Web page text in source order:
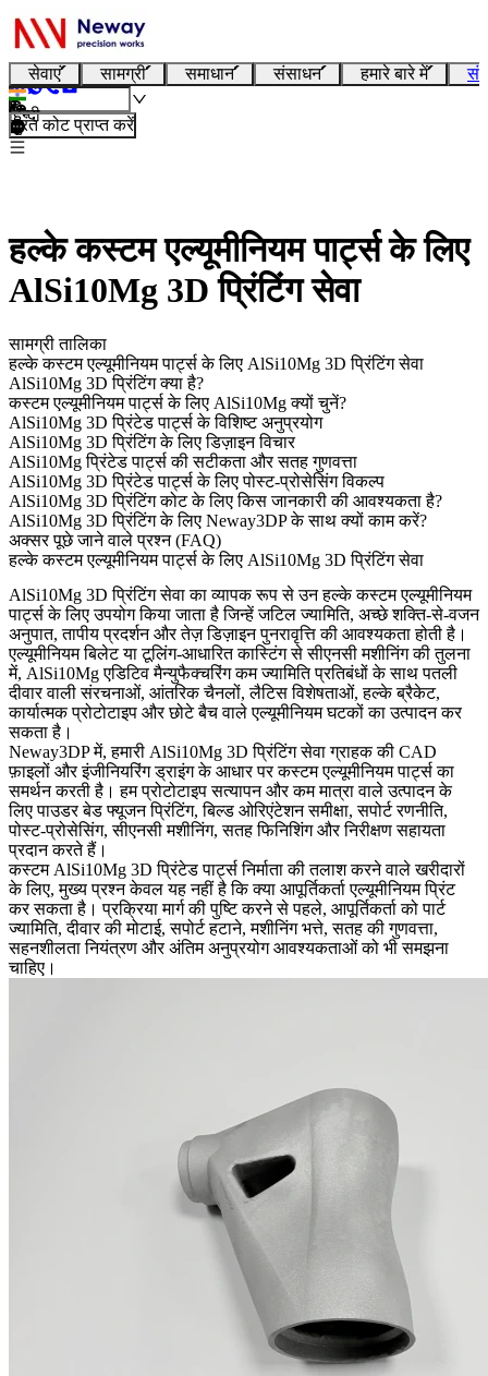
सेवाएं सामग्री समाधान संसाधन हमारे बारे में
हिन्दी
तुरंत कोट प्राप्त करें
हल्के कस्टम एल्यूमीनियम पार्ट्स के लिए
AlSi10Mg 3D प्रिंटिंग सेवा
सामग्री तालिका
हल्के कस्टम एल्यूमीनियम पार्ट्स के लिए AlSi10Mg 3D प्रिंटिंग सेवा
AlSi10Mg 3D प्रिंटिंग क्या है?
कस्टम एल्यूमीनियम पार्ट्स के लिए AlSi10Mg क्यों चुनें?
AlSi10Mg 3D प्रिंटेड पार्ट्स के विशिष्ट अनुप्रयोग
AlSi10Mg 3D प्रिंटिंग के लिए डिज़ाइन विचार
AlSi10Mg प्रिंटेड पार्ट्स की सटीकता और सतह गुणवत्ता
AlSi10Mg 3D प्रिंटेड पार्ट्स के लिए पोस्ट-प्रोसेसिंग विकल्प
AlSi10Mg 3D प्रिंटिंग कोट के लिए किस जानकारी की आवश्यकता है?
AlSi10Mg 3D प्रिंटिंग के लिए Neway3DP के साथ क्यों काम करें?
अक्सर पूछे जाने वाले प्रश्न (FAQ)
हल्के कस्टम एल्यूमीनियम पार्ट्स के लिए AlSi10Mg 3D प्रिंटिंग सेवा
AlSi10Mg 3D प्रिंटिंग सेवा का व्यापक रूप से उन हल्के कस्टम एल्यूमीनियम
पार्ट्स के लिए उपयोग किया जाता है जिन्हें जटिल ज्यामिति, अच्छे शक्ति-से-वजन
अनुपात, तापीय प्रदर्शन और तेज़ डिज़ाइन पुनरावृत्ति की आवश्यकता होती है।
एल्यूमीनियम बिलेट या टूलिंग-आधारित कास्टिंग से सीएनसी मशीनिंग की तुलना
में, AlSi10Mg एडिटिव मैन्युफैक्चरिंग कम ज्यामिति प्रतिबंधों के साथ पतली
दीवार वाली संरचनाओं, आंतरिक चैनलों, लैटिस विशेषताओं, हल्के ब्रैकेट,
कार्यात्मक प्रोटोटाइप और छोटे बैच वाले एल्यूमीनियम घटकों का उत्पादन कर
सकता है।
Neway3DP में, हमारी AlSi10Mg 3D प्रिंटिंगसेवा ग्राहक की CAD
फ़ाइलों और इंजीनियरिंग ड्राइंग के आधार पर कस्टम एल्यूमीनियम पार्ट्स का
समर्थन करती है। हम प्रोटोटाइप सत्यापन और कम मात्रा वाले उत्पादन के
लिए पाउडर बेड फ्यूजन प्रिंटिंग, बिल्ड ओरिएंटेशन समीक्षा, सपोर्ट रणनीति,
पोस्ट-प्रोसेसिंग, सीएनसी मशीनिंग, सतह फिनिशिंग और निरीक्षण सहायता
प्रदान करते हैं।
कस्टम AlSi10Mg 3D प्रिंटेड पार्ट्स निर्माता की तलाश करने वाले खरीदारों
के लिए, मुख्य प्रश्न केवल यह नहीं है कि क्या आपूर्तिकर्ता एल्यूमीनियम प्रिंट
कर सकता है। प्रक्रिया मार्ग की पुष्टि करने से पहले, आपूर्तिकर्ता को पार्ट
ज्यामिति, दीवार की मोटाई, सपोर्ट हटाने, मशीनिंग भत्ते, सतह की गुणवत्ता,
सहनशीलता नियंत्रण और अंतिम अनुप्रयोग आवश्यकताओं को भी समझना
चाहिए।